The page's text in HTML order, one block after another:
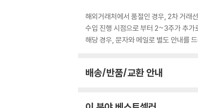
해외거래처에서 품절인 경우, 2차 거래
수입 진행 시점으로 부터 2~3주가 추가
해당 경우, 문자와 메일로 별도 안내를
배송/반품/교환 안내